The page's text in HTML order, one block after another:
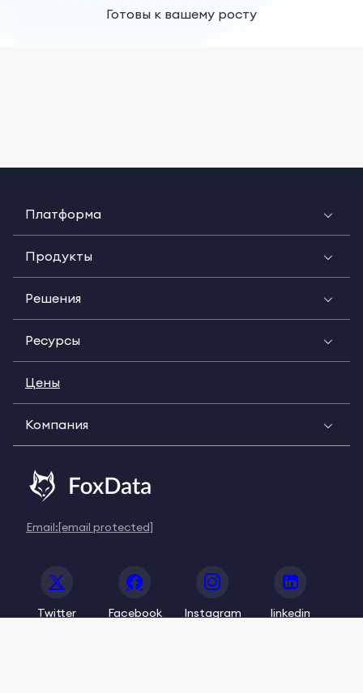
Готовы к вашему росту
Платформа
Продукты
Решения
Ресурсы
Цены
Компания
Email:[email protected]
Twitter Facebook Instagram linkedin